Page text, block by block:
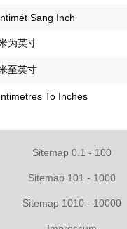
Sang Inch
为英寸
至英寸
To Inches
Sitemap 0.1 - 100
Sitemap 101 - 1000
Sitemap 1010 - 10000